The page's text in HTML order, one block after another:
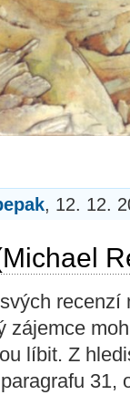
, 12. 12.
zájemce
líbit. Z
31,